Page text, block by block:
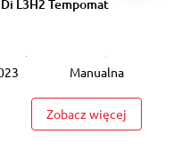
L3H2 Tempomat
Manualna
Zobacz więcej: